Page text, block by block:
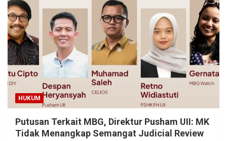
HUKUM
Putusan Terkait MBG, Direktur Pusham UII: MK
Tidak Menangkap Semangat Judicial Review